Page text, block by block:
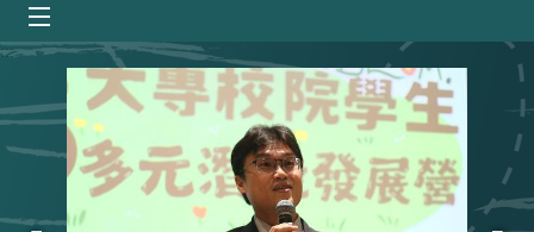
:::